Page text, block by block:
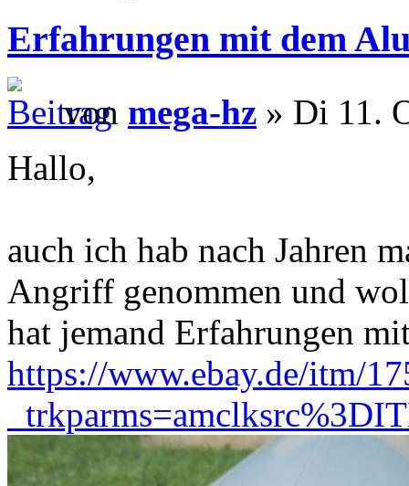
Erfahrungen mit dem
von mega-hz » Di 11.
Hallo,
auch ich hab nach Jahren
Angriff genommen und
hat jemand Erfahrungen
https://www.ebay.de/itm/